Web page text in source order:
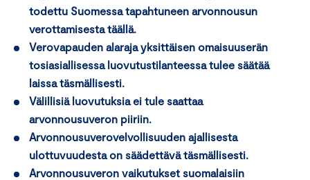
todettu Suomessa tapahtuneen arvonnousun
verottamisesta täällä.
Verovapauden alaraja yksittäisen omaisuuserän
tosiasiallisessa luovutustilanteessa tulee säätää
laissa täsmällisesti.
Välillisiä luovutuksia ei tule saattaa
arvonnousuveron piiriin.
Arvonnousuverovelvollisuuden ajallisesta
ulottuvuudesta on säädettävä täsmällisesti.
Arvonnousuveron vaikutukset suomalaisiin